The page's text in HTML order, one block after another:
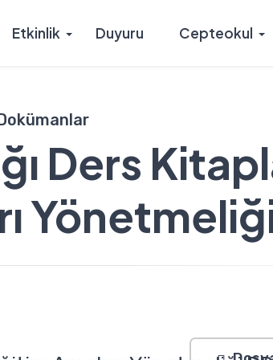
Etkinlik Duyuru Cepteokul
Dokümanlar
Ders